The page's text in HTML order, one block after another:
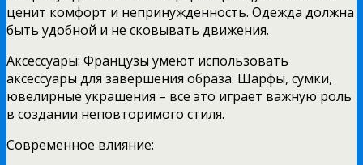
ценит комфорт и непринужденность. Одежда должна
быть удобной и не сковывать движения.
Аксессуары: Французы умеют использовать
аксессуары для завершения образа. Шарфы, сумки,
ювелирные украшения – все это играет важную роль
в создании неповторимого стиля.
Современное влияние: